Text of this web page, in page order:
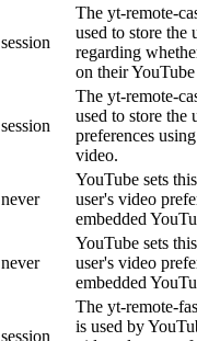
session
The yt-remote-
used to store the
regarding
on their
session
The yt-remote-
used to store the
preferences
video.
never
YouTube sets
user's video
embedded
never
YouTube sets
user's video
embedded
session
The yt-remote-
is used by